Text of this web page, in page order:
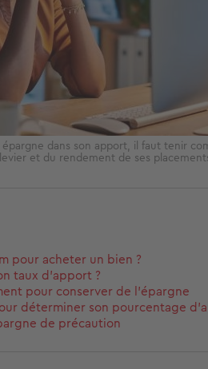
dans son apport, il faut tenir
levier et du rendement de ses
pour acheter un bien ?
taux d’apport ?
pour conserver de l’épargne
déterminer son pourcentage
de précaution